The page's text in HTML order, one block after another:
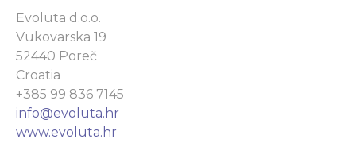
Evoluta d.o.o.
Vukovarska 19
52440 Poreč
Croatia
+385 99 836 7145
info@evoluta.hr
www.evoluta.hr